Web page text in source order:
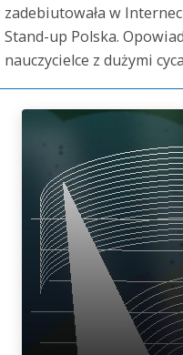
zadebiutowała w
Stand-up Polska.
nauczycielce z dużymi